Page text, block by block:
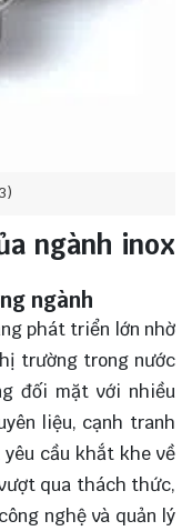
ngành inox
ngành
phát triển lớn nhờ
trường trong nước
đối mặt với nhiều
liệu, cạnh tranh
cầu khắt khe về
qua thách thức,
nghệ và quản lý